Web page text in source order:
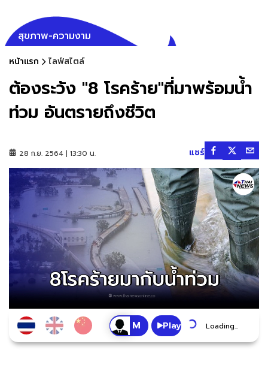
สุขภาพ-ความงาม
หน้าแรก ไลฟ์สไตล์
ต้องระวัง "8 โรคร้าย"ที่มาพร้อมน้ำ
ท่วม อันตรายถึงชีวิต
28 ก.ย. 2564 | 13:30 น. แชร์
Play Loading...